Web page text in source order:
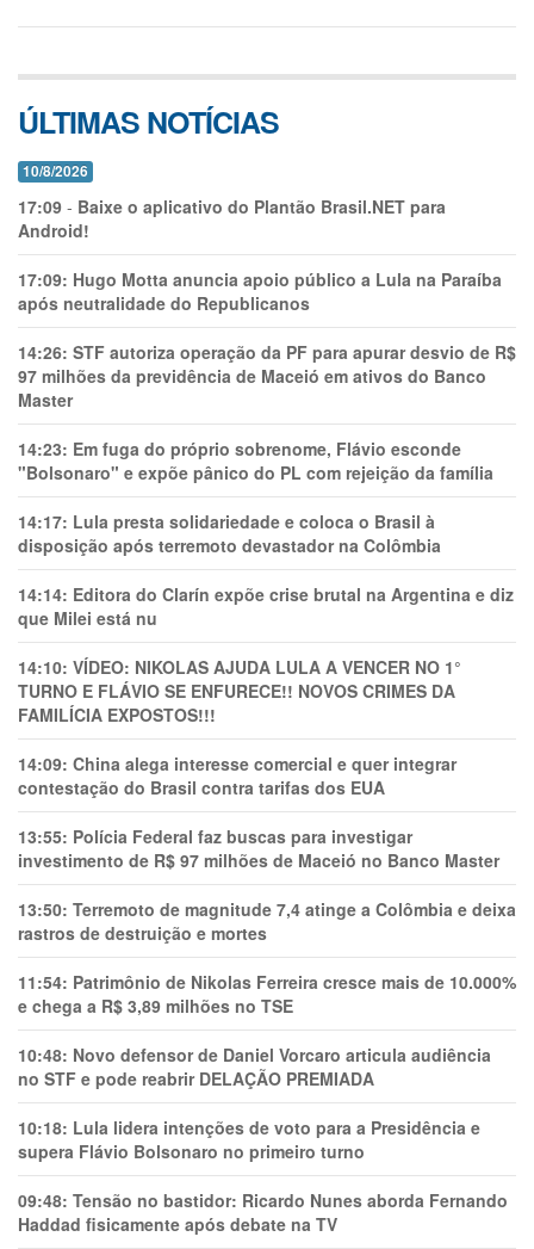
ÚLTIMAS NOTÍCIAS
10/8/2026
17:09 - Baixe o aplicativo do Plantão Brasil.NET para
Android!
17:09: Hugo Motta anuncia apoio público a Lula na Paraíba
após neutralidade do Republicanos
14:26: STF autoriza operação da PF para apurar desvio de R$
97 milhões da previdência de Maceió em ativos do Banco
Master
14:23: Em fuga do próprio sobrenome, Flávio esconde
"Bolsonaro" e expõe pânico do PL com rejeição da família
14:17: Lula presta solidariedade e coloca o Brasil à
disposição após terremoto devastador na Colômbia
14:14: Editora do Clarín expõe crise brutal na Argentina e diz
que Milei está nu
14:10: VÍDEO: NIKOLAS AJUDA LULA A VENCER NO 1°
TURNO E FLÁVIO SE ENFURECE!! NOVOS CRIMES DA
FAMILÍCIA EXPOSTOS!!!
14:09: China alega interesse comercial e quer integrar
contestação do Brasil contra tarifas dos EUA
13:55: Polícia Federal faz buscas para investigar
investimento de R$ 97 milhões de Maceió no Banco Master
13:50: Terremoto de magnitude 7,4 atinge a Colômbia e deixa
rastros de destruição e mortes
11:54: Patrimônio de Nikolas Ferreira cresce mais de 10.000%
e chega a R$ 3,89 milhões no TSE
10:48: Novo defensor de Daniel Vorcaro articula audiência
no STF e pode reabrir DELAÇÃO PREMIADA
10:18: Lula lidera intenções de voto para a Presidência e
supera Flávio Bolsonaro no primeiro turno
09:48: Tensão no bastidor: Ricardo Nunes aborda Fernando
Haddad fisicamente após debate na TV